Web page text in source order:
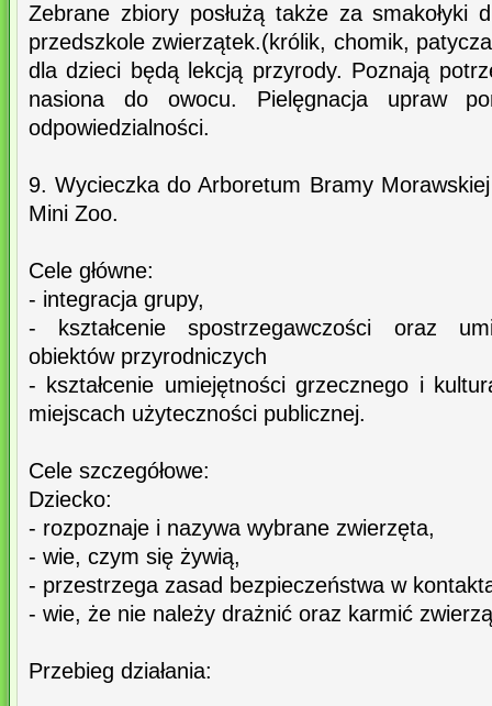
Zebrane zbiory posłużą także za smakołyki
przedszkole zwierzątek.(królik, chomik,
dla dzieci będą lekcją przyrody. Poznają
nasiona do owocu. Pielęgnacja upraw
odpowiedzialności.
9. Wycieczka do Arboretum Bramy
Mini Zoo.
Cele główne:
- integracja grupy,
- kształcenie spostrzegawczości oraz
obiektów przyrodniczych
- kształcenie umiejętności grzecznego i
miejscach użyteczności publicznej.
Cele szczegółowe:
Dziecko:
- rozpoznaje i nazywa wybrane zwierzęta,
- wie, czym się żywią,
- przestrzega zasad bezpieczeństwa w
- wie, że nie należy drażnić oraz karmić
Przebieg działania: